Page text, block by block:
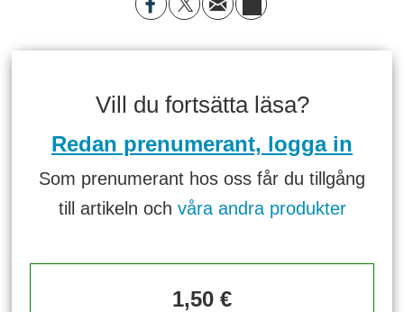
Vill du fortsätta läsa?
Redan prenumerant, logga in
Som prenumerant hos oss får du tillgång
till artikeln och våra andra produkter
1,50 €